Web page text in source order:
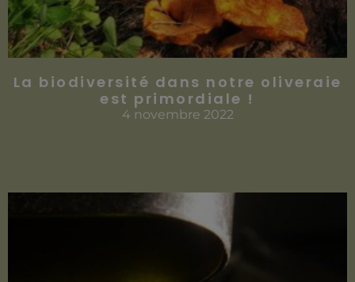
La biodiversité dans notre oliveraie
est primordiale !
4 novembre 2022